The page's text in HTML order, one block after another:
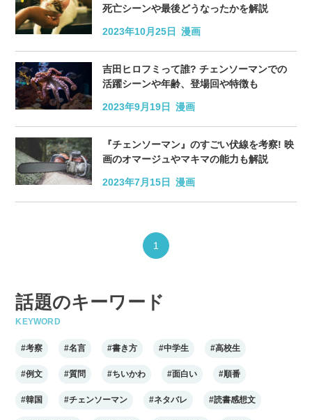
死亡シーンや最後どうなったかを解説
2023年10月25日 漫画
吉田ヒロフミって誰? チェンソーマンでの
活躍シーンや年齢、登場回や特徴も
2023年9月19日 漫画
『チェンソーマン』のすごい伏線を考察! 映
画のオマージュやマキマの能力も解説
2023年7月15日 漫画
1
話題のキーワード
KEYWORD
#考察 #名言 #書き方 #中学生 #高校生
#例文 #質問 #ちいかわ #面白い #順番
#韓国 #チェンソーマン #ネタバレ #読書感想文